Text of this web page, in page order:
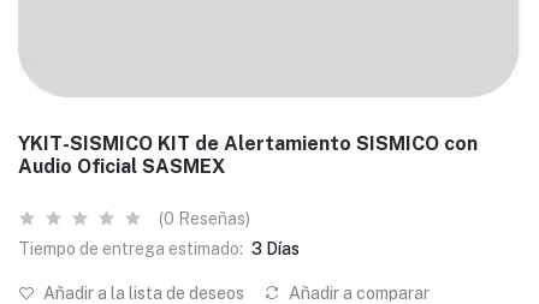
YKIT-SISMICO KIT de Alertamiento SISMICO con
Audio Oficial SASMEX
(0 Reseñas)
Tiempo de entrega estimado: 3 Días
Añadir a la lista de deseos Añadir a comparar